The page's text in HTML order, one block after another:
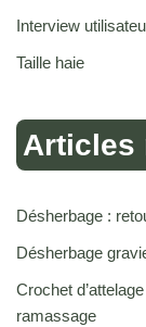
Interview
Taille haie
Articles
Désherbage :
Désherbage
Crochet
ramassage